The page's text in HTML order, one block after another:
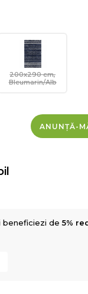
200x290 cm,
Bleumarin/Alb
ANUNȚĂ-
beneficiezi de5%